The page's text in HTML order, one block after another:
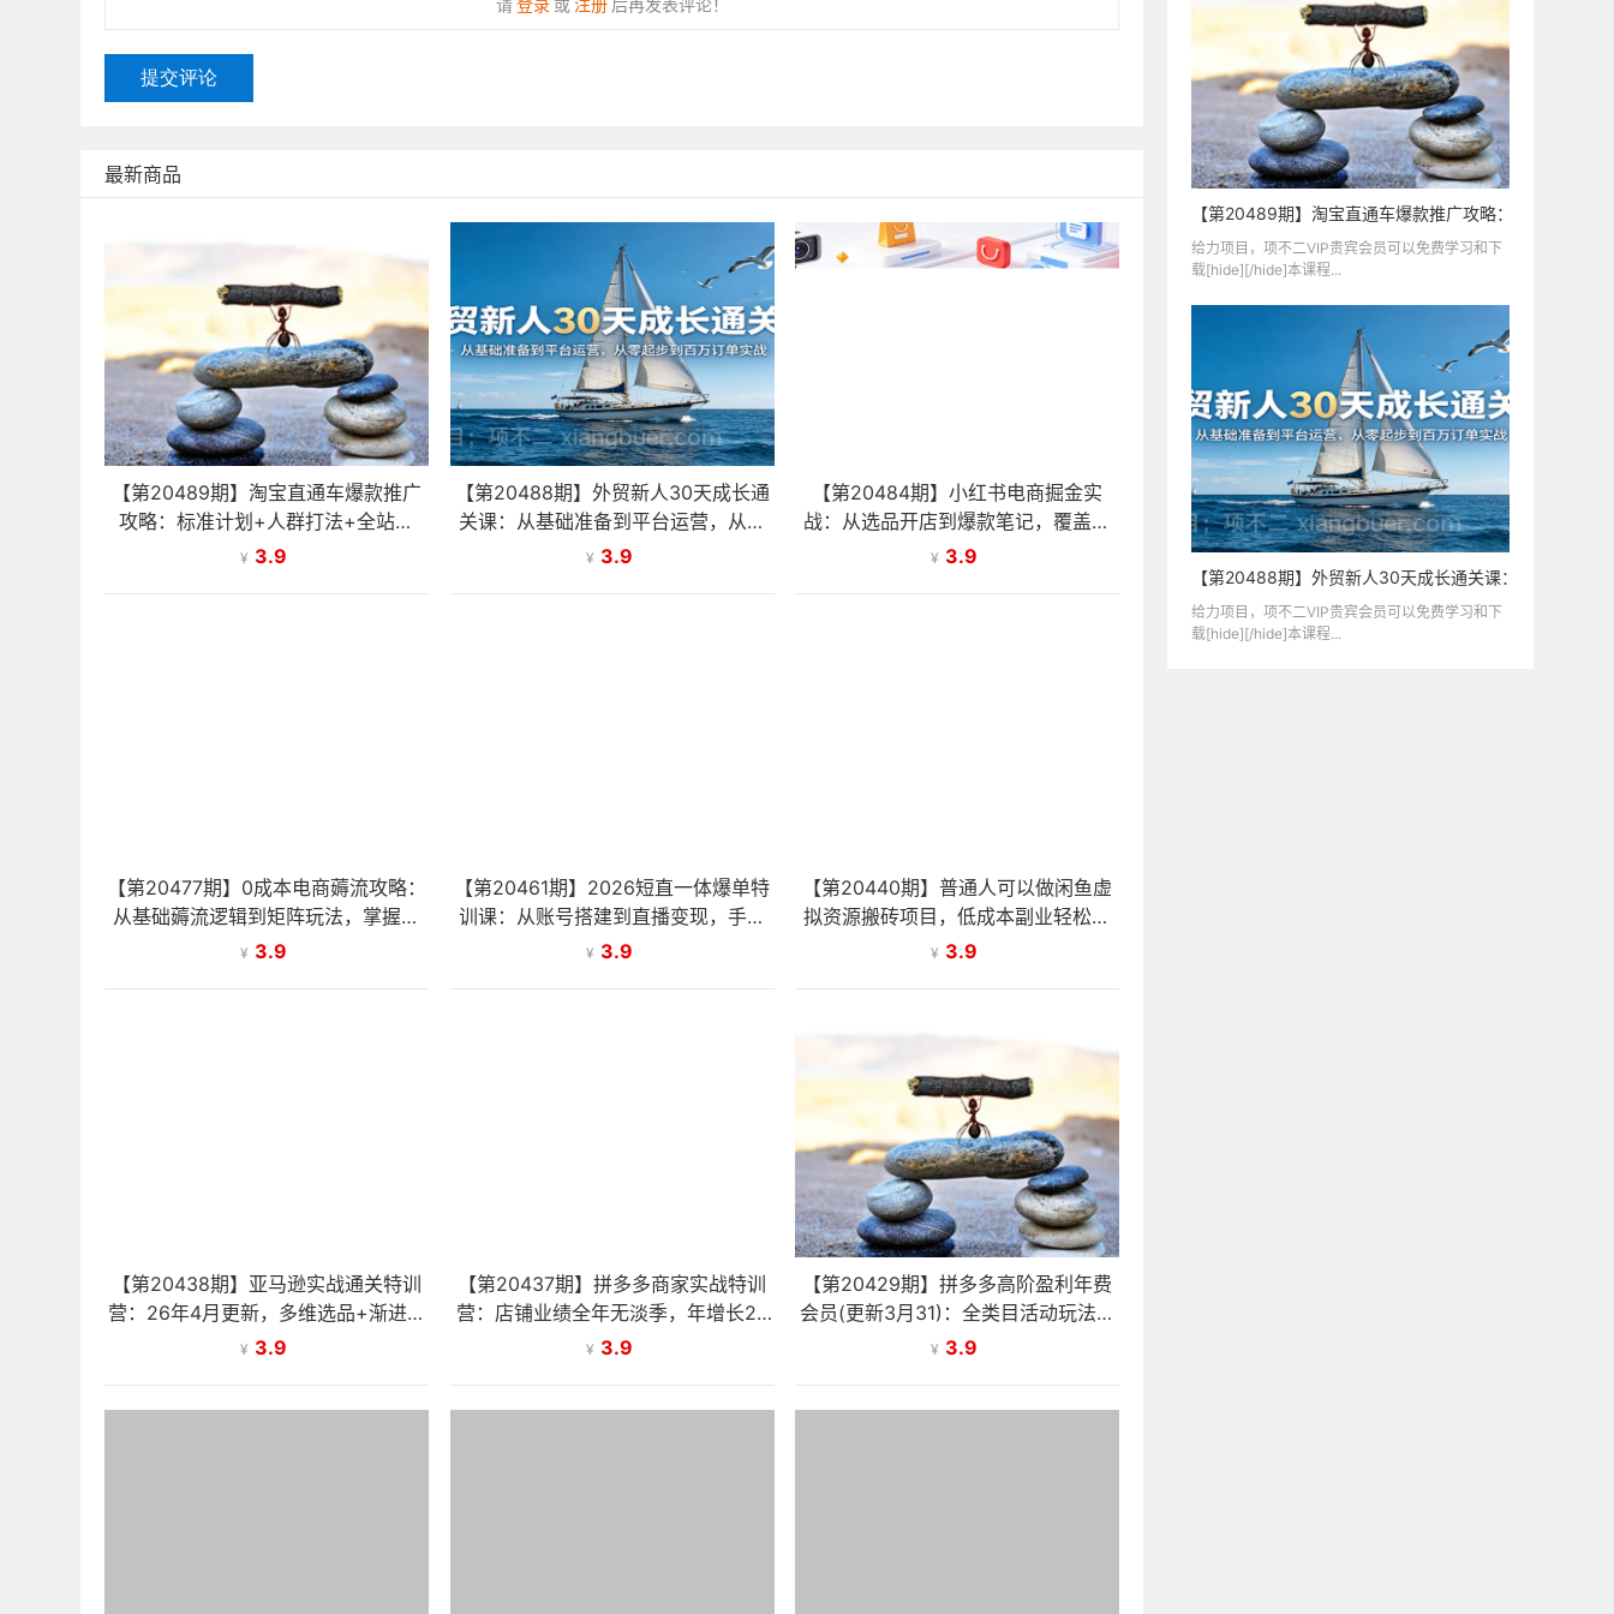
提交评论
最新商品
【第20489期】淘宝直通车爆款推广
攻略：标准计划+人群打法+全站推
广，手把手教你拉升投产与流量
¥ 3.9
【第20488期】外贸新人30天成长通
关课：从基础准备到平台运营，从零
起步到百万订单实战
¥ 3.9
【第20484期】小红书电商掘金实
战：从选品开店到爆款笔记，覆盖虚
拟产品与直播带货，零基础变现
¥ 3.9
【第20477期】0成本电商薅流攻略：
从基础薅流逻辑到矩阵玩法，掌握抖
店裂变与后期运营变现技巧
¥ 3.9
【第20461期】2026短直一体爆单特
训课：从账号搭建到直播变现，手把
手教你短直联动轻松出单
¥ 3.9
【第20440期】普通人可以做闲鱼虚
拟资源搬砖项目，低成本副业轻松月
收益万元！
¥ 3.9
【第20438期】亚马逊实战通关特训
营：26年4月更新，多维选品+渐进式
打法+AI应用，从0到1打造盈利店铺
¥ 3.9
【第20437期】拼多多商家实战特训
营：店铺业绩全年无淡季，年增长20
0%+单店年利润突破百万(26年4月2
¥ 3.9
【第20429期】拼多多高阶盈利年费
会员(更新3月31)：全类目活动玩法、
原价上大促、洗图防比价等核心盈利
¥ 3.9
【第20489期】淘宝直通车爆款推广攻略：标准计划+
给力项目，项不二VIP贵宾会员可以免费学习和下
载[hide][/hide]本课程...
【第20488期】外贸新人30天成长通关课：从基础准备
给力项目，项不二VIP贵宾会员可以免费学习和下
载[hide][/hide]本课程...